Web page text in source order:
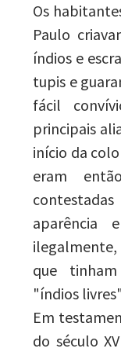
Os
Paulo
índios e
tupis e
fácil
principais
início da
eram
aparência
que
"índios
Em
do século